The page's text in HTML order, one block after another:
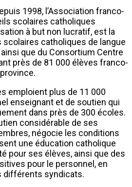
1998, l’Association franco-
scolaires catholiques
à but non lucratif, est la
catholiques de langue
que du Consortium Centre
près de 81 000 élèves franco-
emploient plus de 11 000
enseignant et de soutien qui
dans près de 300 écoles.
considérable de ses
négocie les conditions
une éducation catholique
pour ses élèves, ainsi que des
pour le personnel, en
différents syndicats.